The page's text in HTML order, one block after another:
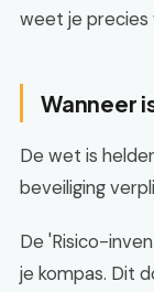
weet je precies
Wanneer
De wet is
beveiliging
De 'Risico-
je kompas. Dit